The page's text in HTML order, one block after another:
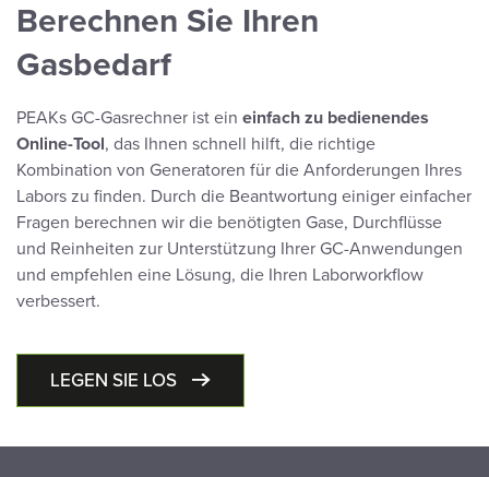
Berechnen Sie Ihren
Gasbedarf
PEAKs GC-Gasrechner ist ein einfach zu bedienendes
Online-Tool, das Ihnen schnell hilft, die richtige
Kombination von Generatoren für die Anforderungen Ihres
Labors zu finden. Durch die Beantwortung einiger einfacher
Fragen berechnen wir die benötigten Gase, Durchflüsse
und Reinheiten zur Unterstützung Ihrer GC-Anwendungen
und empfehlen eine Lösung, die Ihren Laborworkflow
verbessert.
LEGEN SIE LOS